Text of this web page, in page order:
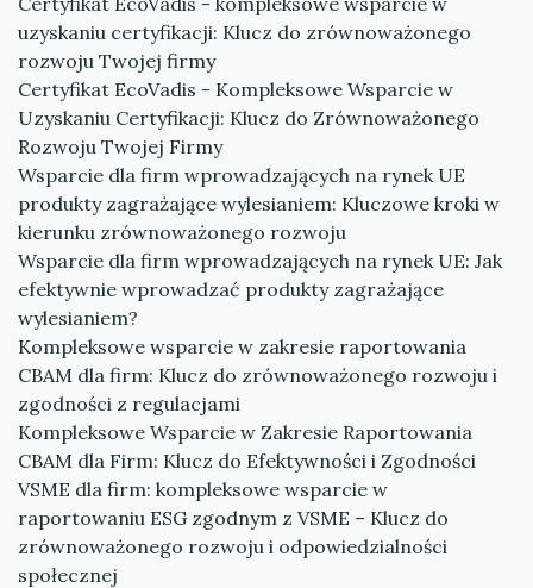
uzyskaniu certyfikacji: Klucz do zrównoważonego
rozwoju Twojej firmy
Certyfikat EcoVadis - Kompleksowe Wsparcie w
Uzyskaniu Certyfikacji: Klucz do Zrównoważonego
Rozwoju Twojej Firmy
Wsparcie dla firm wprowadzających na rynek UE
produkty zagrażające wylesianiem: Kluczowe kroki w
kierunku zrównoważonego rozwoju
Wsparcie dla firm wprowadzających na rynek UE: Jak
efektywnie wprowadzać produkty zagrażające
wylesianiem?
Kompleksowe wsparcie w zakresie raportowania
CBAM dla firm: Klucz do zrównoważonego rozwoju i
zgodności z regulacjami
Kompleksowe Wsparcie w Zakresie Raportowania
CBAM dla Firm: Klucz do Efektywności i Zgodności
VSME dla firm: kompleksowe wsparcie w
raportowaniu ESG zgodnym z VSME – Klucz do
zrównoważonego rozwoju i odpowiedzialności
społecznej